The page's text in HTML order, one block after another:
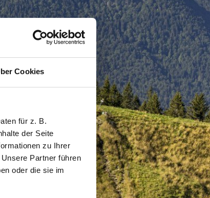
Cookies
für z. B.
der Seite
zu Ihrer
Partner führen
oder die sie im